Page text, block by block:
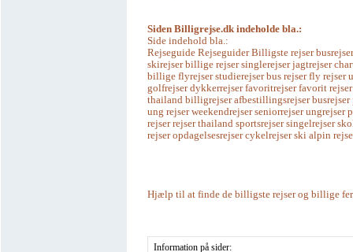
Siden Billigrejse.dk indeholde bla.:
Side indehold bla.:
Rejseguide Rejseguider Billigste rejser
skirejser billige rejser singlerejser jagtrejser
billige flyrejser studierejser bus rejser fly rejser
golfrejser dykkerrejser favoritrejser favorit
thailand billigrejser afbestillingsrejser busrejser
ung rejser weekendrejser seniorrejser ungrejser
rejser rejser thailand sportsrejser singelrejser
rejser opdagelsesrejser cykelrejser ski alpin
Hjælp til at finde de billigste rejser og billige
Information på sider: